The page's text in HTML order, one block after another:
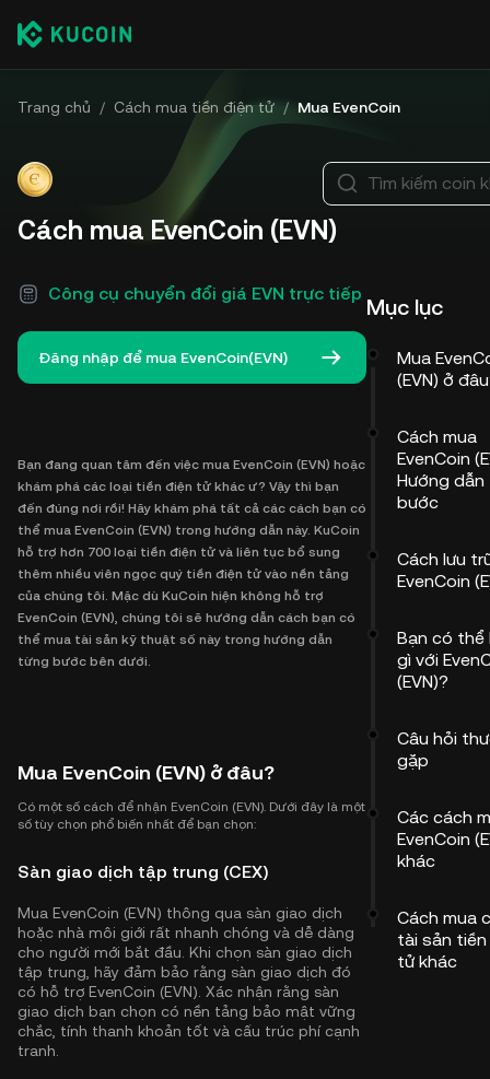
Trang chủ / Cách mua tiền điện tử / Mua EvenCoin
Cách mua EvenCoin (EVN)
Công cụ chuyển đổi giá EVN trực tiếp
Đăng nhập để mua EvenCoin(EVN)
Bạn đang quan tâm đến việc mua EvenCoin (EVN) hoặc
khám phá các loại tiền điện tử khác ư? Vậy thì bạn
đến đúng nơi rồi! Hãy khám phá tất cả các cách bạn có
thể mua EvenCoin (EVN) trong hướng dẫn này. KuCoin
hỗ trợ hơn 700 loại tiền điện tử và liên tục bổ sung
thêm nhiều viên ngọc quý tiền điện tử vào nền tảng
của chúng tôi. Mặc dù KuCoin hiện không hỗ trợ
EvenCoin (EVN), chúng tôi sẽ hướng dẫn cách bạn có
thể mua tài sản kỹ thuật số này trong hướng dẫn
từng bước bên dưới.
Mua EvenCoin (EVN) ở đâu?
Có một số cách để nhận EvenCoin (EVN). Dưới đây là một
số tùy chọn phổ biến nhất để bạn chọn:
Sàn giao dịch tập trung (CEX)
Mua EvenCoin (EVN) thông qua sàn giao dịch
hoặc nhà môi giới rất nhanh chóng và dễ dàng
cho người mới bắt đầu. Khi chọn sàn giao dịch
tập trung, hãy đảm bảo rằng sàn giao dịch đó
có hỗ trợ EvenCoin (EVN). Xác nhận rằng sàn
giao dịch bạn chọn có nền tảng bảo mật vững
chắc, tính thanh khoản tốt và cấu trúc phí cạnh
tranh.
Tìm kiếm coin
Mục lục
Mua
(EVN) ở
Cách mua
EvenCoin
Hướng
bước
Cách lưu
EvenCoin
Bạn có thể
gì với
(EVN)?
Câu hỏi
gặp
Các cách
EvenCoin
khác
Cách mua
tài sản tiền
tử khác